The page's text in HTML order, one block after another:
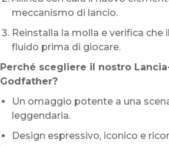
meccanismo di lancio.
Reinstalla la molla e verifica che
fluido prima di giocare.
Perché scegliere il nostro
Godfather?
Un omaggio potente a una
leggendaria.
Design espressivo, iconico e